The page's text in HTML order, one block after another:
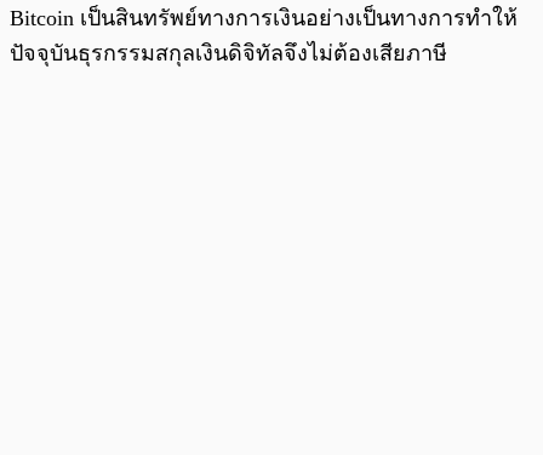
Bitcoin เป็นสินทรัพย์ทางการเงินอย่างเป็นทางการทำให้
ปัจจุบันธุรกรรมสกุลเงินดิจิทัลจึงไม่ต้องเสียภาษี